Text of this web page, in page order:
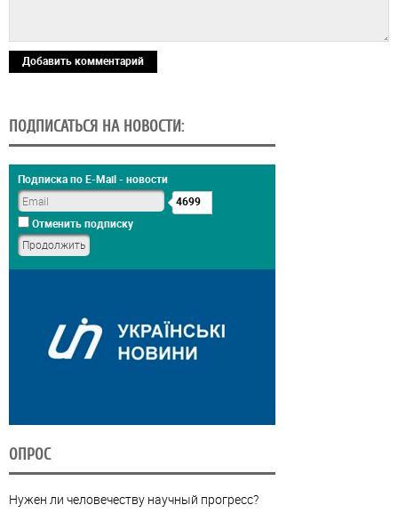
Добавить комментарий
ПОДПИСАТЬСЯ НА НОВОСТИ:
Подписка по E-Mail - новости
4699
Отменить подписку
ОПРОС
Нужен ли человечеству научный прогресс?